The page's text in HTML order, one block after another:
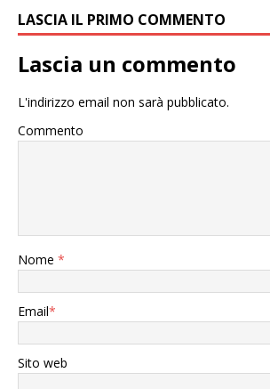
LASCIA IL PRIMO COMMENTO
Lascia un commento
L'indirizzo email non sarà pubblicato.
Commento
Nome *
Email*
Sito web